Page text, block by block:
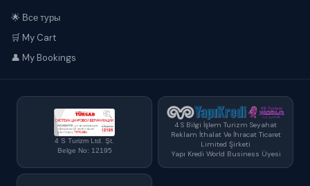
🌟 Все туры
🛒 My Cart
👤 My Bookings
4 S Turizm Ltd. Şt.
Belge No: 12195
4 S Bilgi İşlem Turizm Seyahat
Reklam İthalat Ve İhracat Ticaret
Limited Şirketi
Yapı Kredi World Business Üyesi